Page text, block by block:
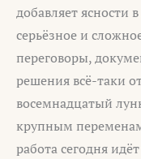
добавляет ясности
серьёзное и
переговоры,
решения всё-таки
восемнадцатый
крупным
работа сегодня